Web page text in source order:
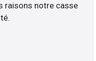
raisons notre casse